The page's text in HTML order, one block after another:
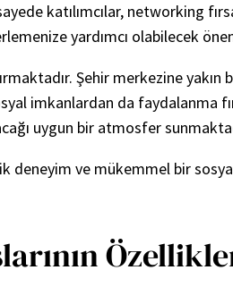
katılımcılar, networking
yardımcı olabilecek
Şehir merkezine
imkanlardan da faydalanma
uygun bir atmosfer
deneyim ve mükemmel bir